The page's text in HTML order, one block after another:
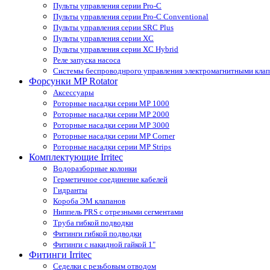
Пульты управления серии Pro-С
Пульты управления серии Pro-С Conventional
Пульты управления серии SRС Plus
Пульты управления серии XС
Пульты управления серии XС Hybrid
Реле запуска насоса
Системы беспроводнрого управления электромагнитными
Форсунки MP Rotator
Аксессуары
Роторные насадки серии MP 1000
Роторные насадки серии MP 2000
Роторные насадки серии MP 3000
Роторные насадки серии MP Corner
Роторные насадки серии MP Strips
Комплектующие Irritec
Водоразборные колонки
Герметичное соединение кабелей
Гидранты
Короба ЭМ клапанов
Ниппель PRS с отрезными сегментами
Труба гибкой подводки
Фитинги гибкой подводки
Фитинги с накидной гайкой 1"
Фитинги Irritec
Седелки с резьбовым отводом